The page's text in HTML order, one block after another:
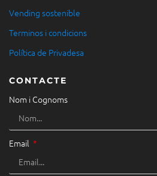
Vending sostenible
Terminos i condicions
Política de Privadesa
CONTACTE
Nom i Cognoms
Email